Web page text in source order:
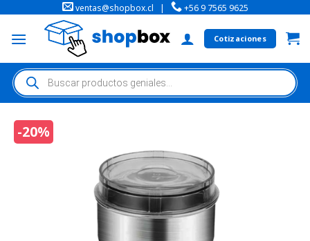
ventas@shopbox.cl | +56 9 7565 9625
Cotizaciones
-20%